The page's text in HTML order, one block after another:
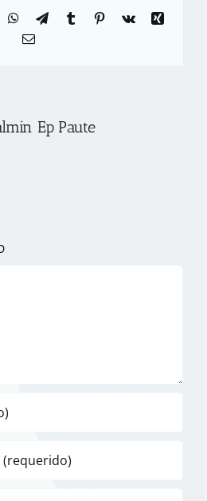
WhatsApp
TelegramTumblr Pinterest
Vk
Xing
Correo
Ep Paute